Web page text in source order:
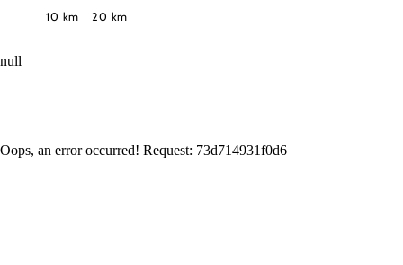
Keresési
10 km 20 km
null
Oops, an error occurred! Request: 73d714931f0d6